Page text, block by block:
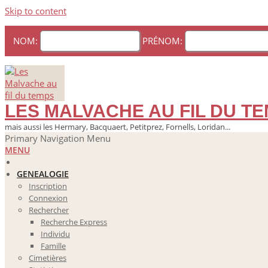
Skip to content
NOM: PRÉNOM:
LES MALVACHE AU FIL DU
mais aussi les Hermary, Bacquaert, Petitprez, Fornells, Loridan...
Primary Navigation Menu
MENU
GENEALOGIE
Inscription
Connexion
Rechercher
Recherche Express
Individu
Famille
Cimetières